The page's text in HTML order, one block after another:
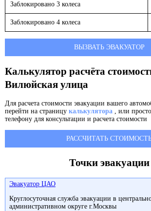
Заблокировано 3 колеса
Заблокировано 4 колеса
ВЫЗВАТЬ ЭВАКУАТОР
Калькулятор расчёта
Вилюйская улица
Для расчета стоимости эвакуации вашего
перейти на страницу калькулятора , или
телефону для консультации и расчета стоимости
РАССЧИТАТЬ
Точки эвакуации
Эвакуатор ЦАО
Круглосуточная служба эвакуации в
административном округе г.Москвы